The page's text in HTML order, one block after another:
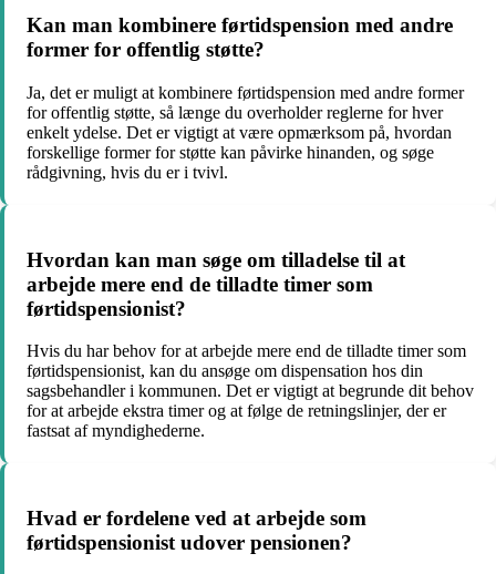
Kan man kombinere førtidspension med andre
former for offentlig støtte?
Ja, det er muligt at kombinere førtidspension med andre former
for offentlig støtte, så længe du overholder reglerne for hver
enkelt ydelse. Det er vigtigt at være opmærksom på, hvordan
forskellige former for støtte kan påvirke hinanden, og søge
rådgivning, hvis du er i tvivl.
Hvordan kan man søge om tilladelse til at
arbejde mere end de tilladte timer som
førtidspensionist?
Hvis du har behov for at arbejde mere end de tilladte timer som
førtidspensionist, kan du ansøge om dispensation hos din
sagsbehandler i kommunen. Det er vigtigt at begrunde dit behov
for at arbejde ekstra timer og at følge de retningslinjer, der er
fastsat af myndighederne.
Hvad er fordelene ved at arbejde som
førtidspensionist udover pensionen?